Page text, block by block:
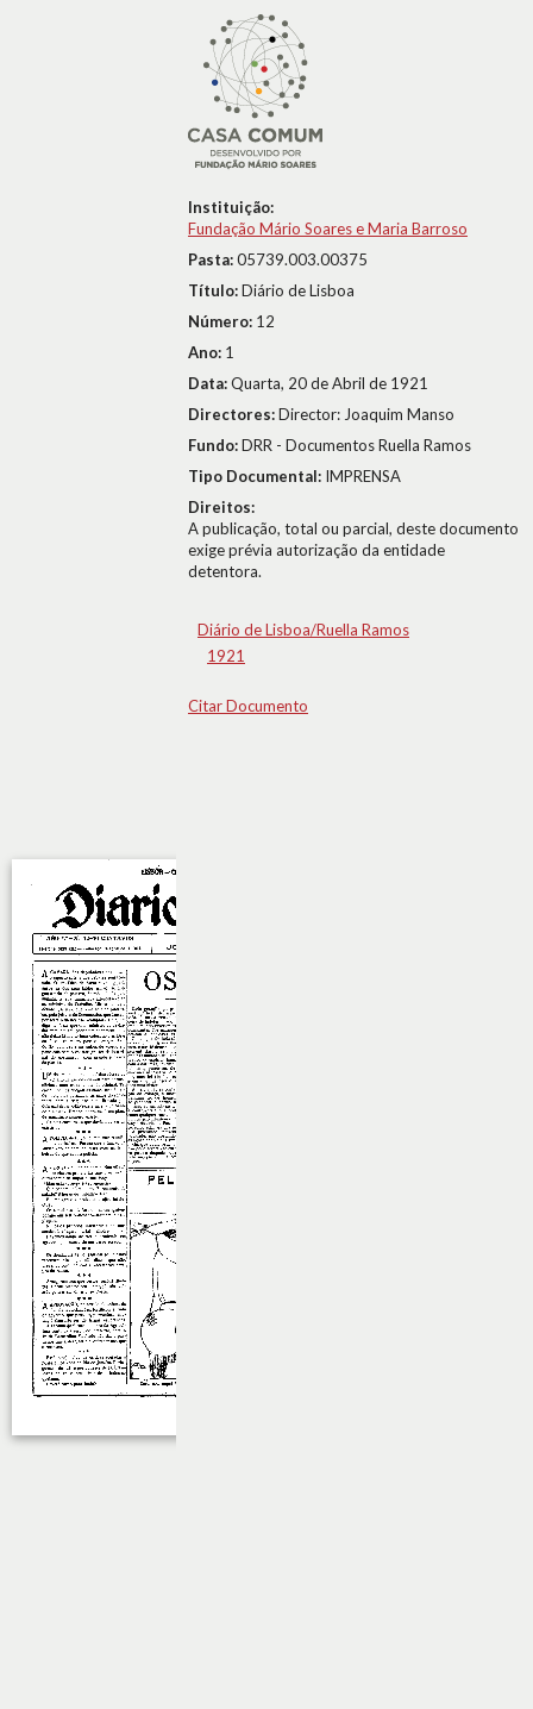
Instituição:
Fundação Mário Soares e Maria Barroso
Pasta:05739.003.00375
Título:Diário de Lisboa
Número: 12
Ano: 1
Data:Quarta, 20 de Abril de 1921
Directores:Director: Joaquim Manso
Fundo:DRR - Documentos Ruella Ramos
Tipo Documental: IMPRENSA
Direitos:
A publicação, total ou parcial, deste documento
exige prévia autorização da entidade
detentora.
Diário de Lisboa/Ruella Ramos
1921
Citar Documento